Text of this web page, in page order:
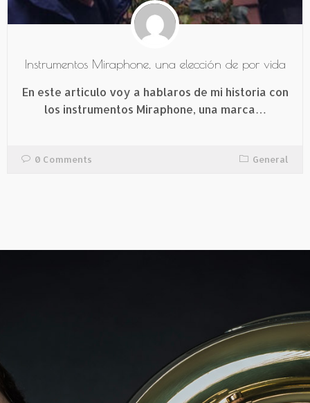
Instrumentos Miraphone, una elección de por vida
En este articulo voy a hablaros de mi historia con
los instrumentos Miraphone, una marca…
0 Comments General